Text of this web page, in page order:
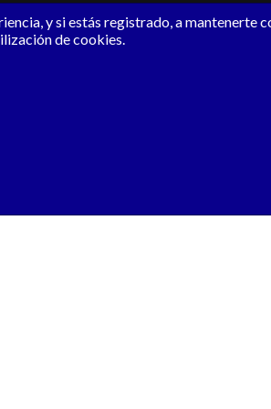
y si estás registrado, a mantenerte
de cookies.